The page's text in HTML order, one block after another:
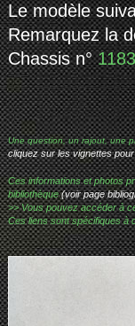
Le modèle
Remarquez la
Chassis n°
Une question, un rajout, une
cliquez sur les vignettes
Ces informations et photos
bibliothèque(voir page
>> Vous pouvez accéder à
Ces liens sont spécifiques à